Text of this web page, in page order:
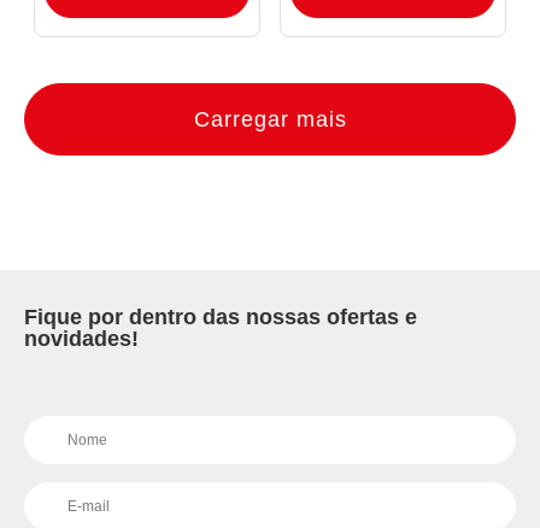
Carregar mais
Fique por dentro das nossas ofertas e
novidades!